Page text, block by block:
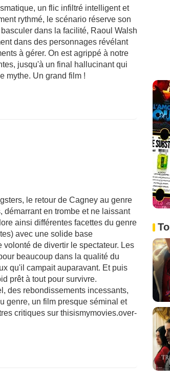
un flic infiltré intelligent et
rythmé, le scénario réserve son
dans la facilité, Raoul Walsh
dans des personnages révélant
à gérer. On est agrippé à notre
jusqu'à un final hallucinant qui
mythe. Un grand film !
le retour de Cagney au genre
démarrant en trombe et ne laissant
ainsi différentes facettes du genre
avec une solide base
de divertir le spectateur. Les
beaucoup dans la qualité du
qu'il campait auparavant. Et puis
prêt à tout pour survivre.
des rebondissements incessants,
genre, un film presque séminal et
critiques sur thisismymovies.over-